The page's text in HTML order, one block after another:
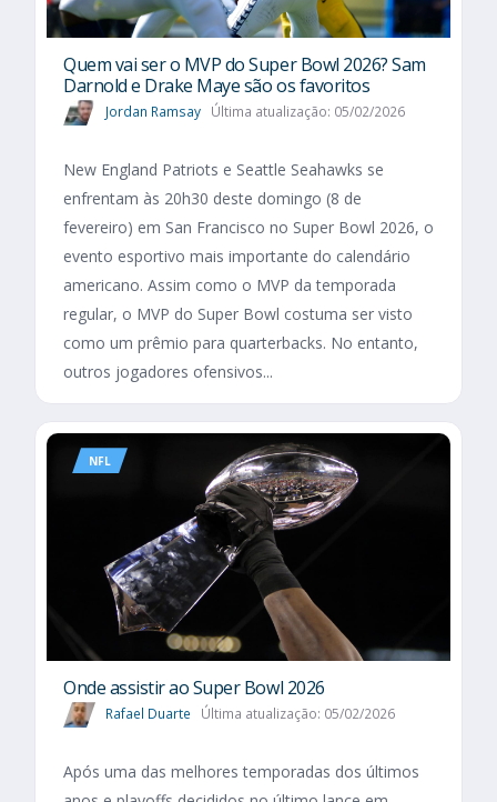
Quem vai ser o MVP do Super Bowl 2026? Sam
Darnold e Drake Maye são os favoritos
Jordan Ramsay Última atualização: 05/02/2026
New England Patriots e Seattle Seahawks se
enfrentam às 20h30 deste domingo (8 de
fevereiro) em San Francisco no Super Bowl 2026, o
evento esportivo mais importante do calendário
americano. Assim como o MVP da temporada
regular, o MVP do Super Bowl costuma ser visto
como um prêmio para quarterbacks. No entanto,
outros jogadores ofensivos...
NFL
Onde assistir ao Super Bowl 2026
Rafael Duarte Última atualização: 05/02/2026
Após uma das melhores temporadas dos últimos